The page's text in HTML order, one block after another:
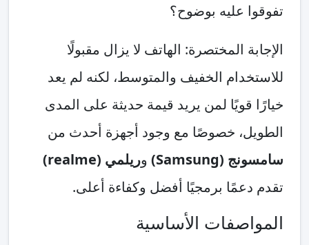
تفوقوا عليه بوضوح؟
الإجابة المختصرة: الهاتف لا يزال مقبولًا
للاستخدام الخفيف والمتوسط، لكنه لم يعد
خيارًا قويًا لمن يريد قيمة حديثة على المدى
الطويل، خصوصًا مع وجود أجهزة أحدث من
سامسونج (Samsung)
وريلمي (realme)
تقدم دعمًا برمجيًا أفضل وكفاءة أعلى.
المواصفات الأساسية